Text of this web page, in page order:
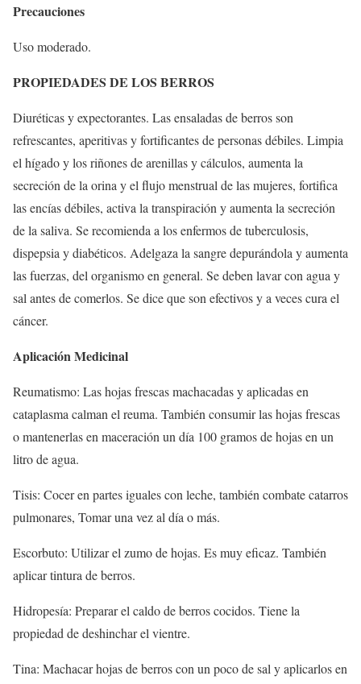
Precauciones
Uso moderado.
PROPIEDADES DE LOS BERROS
Diuréticas y expectorantes. Las ensaladas de berros son
refrescantes, aperitivas y fortificantes de personas débiles. Limpia
el hígado y los riñones de arenillas y cálculos, aumenta la
secreción de la orina y el flujo menstrual de las mujeres, fortifica
las encías débiles, activa la transpiración y aumenta la secreción
de la saliva. Se recomienda a los enfermos de tuberculosis,
dispepsia y diabéticos. Adelgaza la sangre depurándola y aumenta
las fuerzas, del organismo en general. Se deben lavar con agua y
sal antes de comerlos. Se dice que son efectivos y a veces cura el
cáncer.
Aplicación Medicinal
Reumatismo: Las hojas frescas machacadas y aplicadas en
cataplasma calman el reuma. También consumir las hojas frescas
o mantenerlas en maceración un día 100 gramos de hojas en un
litro de agua.
Tisis: Cocer en partes iguales con leche, también combate catarros
pulmonares, Tomar una vez al día o más.
Escorbuto: Utilizar el zumo de hojas. Es muy eficaz. También
aplicar tintura de berros.
Hidropesía: Preparar el caldo de berros cocidos. Tiene la
propiedad de deshinchar el vientre.
Tina: Machacar hojas de berros con un poco de sal y aplicarlos en